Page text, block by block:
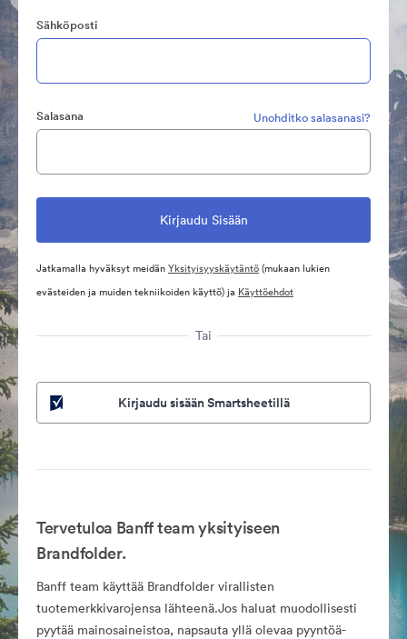
Sähköposti
Salasana Unohditko salasanasi?
Jatkamalla hyväksyt meidänYksityisyyskäytäntö(mukaan lukien
evästeiden ja muiden tekniikoiden käyttö) ja Käyttöehdot
Tai
Kirjaudu sisään Smartsheetillä
Tervetuloa Banff team yksityiseen
Brandfolder.
Banff team käyttää Brandfolder virallisten
tuotemerkkivarojensa lähteenä.Jos haluat muodollisesti
pyytää mainosaineistoa, napsauta yllä olevaa pyyntöä-